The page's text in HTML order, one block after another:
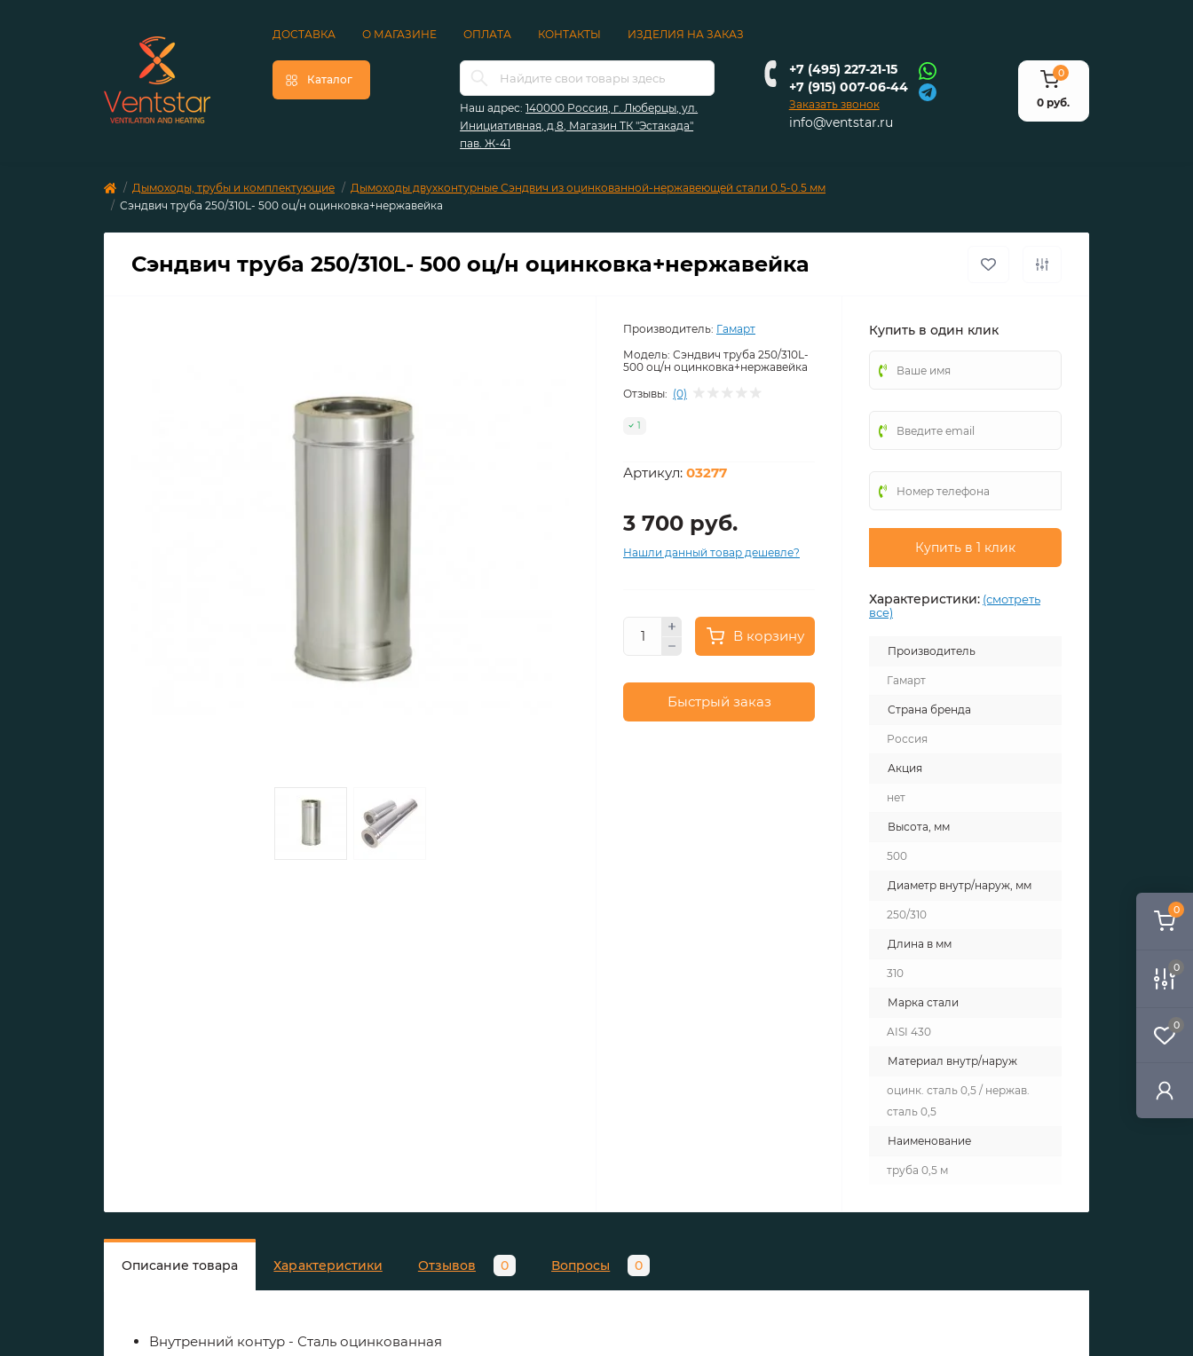
0
0
0
ДОСТАВКА О МАГАЗИНЕ ОПЛАТА КОНТАКТЫ ИЗДЕЛИЯ НА ЗАКАЗ
Каталог
Наш адрес: 140000 Россия, г. Люберцы, ул.
Инициативная, д.8, Магазин ТК "Эстакада"
пав. Ж-41
+7 (495) 227-21-15
+7 (915) 007-06-44
Заказать звонок
info@ventstar.ru
0
0 руб.
Дымоходы, трубы и комплектующие
Дымоходы двухконтурные Сэндвич из оцинкованной-нержавеющей стали 0.5-0.5 мм
Сэндвич труба 250/310L- 500 оц/н оцинковка+нержавейка
Сэндвич труба 250/310L- 500 оц/н оцинковка+нержавейка
Производитель: Гамарт
Модель: Сэндвич труба 250/310L-
500 оц/н оцинковка+нержавейка
Отзывы: (0)
1
Артикул: 03277
3 700 руб.
Нашли данный товар дешевле?
В корзину
Быстрый заказ
Купить в один клик
Купить в 1 клик
Характеристики: (смотреть
все)
Производитель
Гамарт
Страна бренда
Россия
Акция
нет
Высота, мм
500
Диаметр внутр/наруж, мм
250/310
Длина в мм
310
Марка стали
AISI 430
Материал внутр/наруж
оцинк. сталь 0,5 / нержав.
сталь 0,5
Наименование
труба 0,5 м
Описание товара Характеристики Отзывов 0 Вопросы 0
Внутренний контур - Сталь оцинкованная